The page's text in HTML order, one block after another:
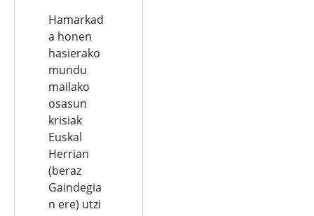
Hamarkad
a honen
hasierako
mundu
mailako
osasun
krisiak
Euskal
Herrian
(beraz
Gaindegia
n ere) utzi